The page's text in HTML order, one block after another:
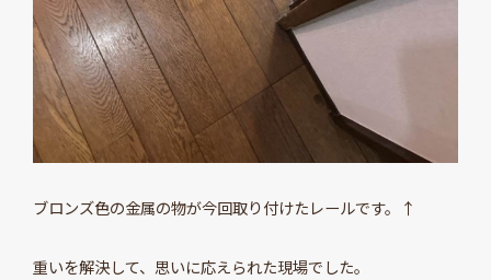
ブロンズ色の金属の物が今回取り付けたレールです。↑
重いを解決して、思いに応えられた現場でした。